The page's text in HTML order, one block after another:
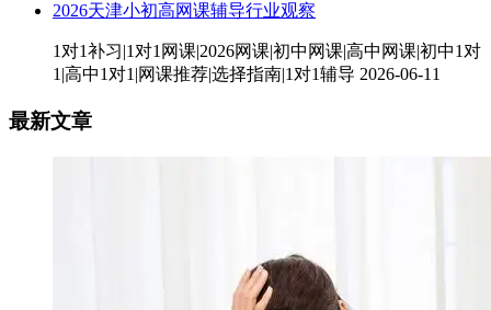
2026天津小初高网课辅导行业观察
1对1补习|1对1网课|2026网课|初中网课|高中网课|初中1对
1|高中1对1|网课推荐|选择指南|1对1辅导 2026-06-11
最新文章